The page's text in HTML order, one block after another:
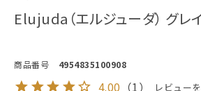
Elujuda（エルジューダ） グレ
商品番号 4954835100908
4.00 （1） レビュー